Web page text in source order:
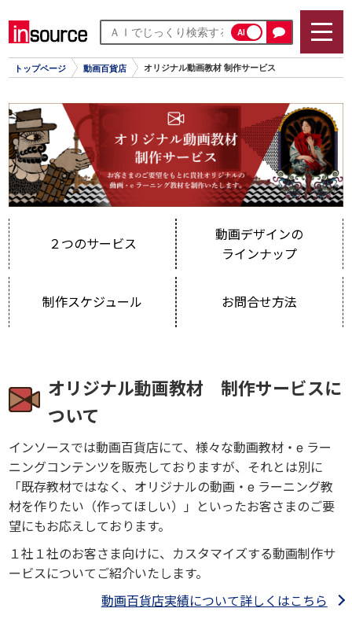
AI
トップページ 動画百貨店 オリジナル動画教材 制作サービス
２つのサービス
動画デザインの
ラインナップ
制作スケジュール お問合せ方法
オリジナル動画教材 制作サービスに
ついて
インソースでは動画百貨店にて、様々な動画教材・e ラー
ニングコンテンツを販売しておりますが、それとは別に
「既存教材ではなく、オリジナルの動画・e ラーニング教
材を作りたい（作ってほしい）」といったお客さまのご要
望にもお応えしております。
１社１社のお客さま向けに、カスタマイズする動画制作サ
ービスについてご紹介いたします。
動画百貨店実績について詳しくはこちら